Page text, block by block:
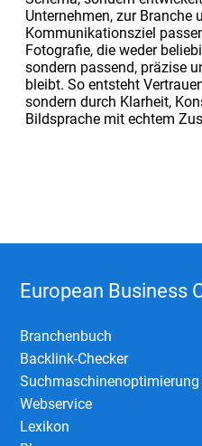
Unternehmen, zur Branche
Kommunikationsziel
Fotografie, die weder
sondern passend, präzise
bleibt. So entsteht
sondern durch Klarheit,
Bildsprache mit echtem
European Business
Branchenbuch
Backlink-Checker
Suchmaschinenoptimierung
Webservice
Lexikon